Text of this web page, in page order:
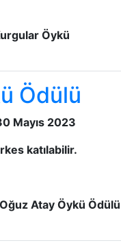
Öykü
Ödülü
Mayıs 2023
katılabilir.
Atay Öykü Ödülü